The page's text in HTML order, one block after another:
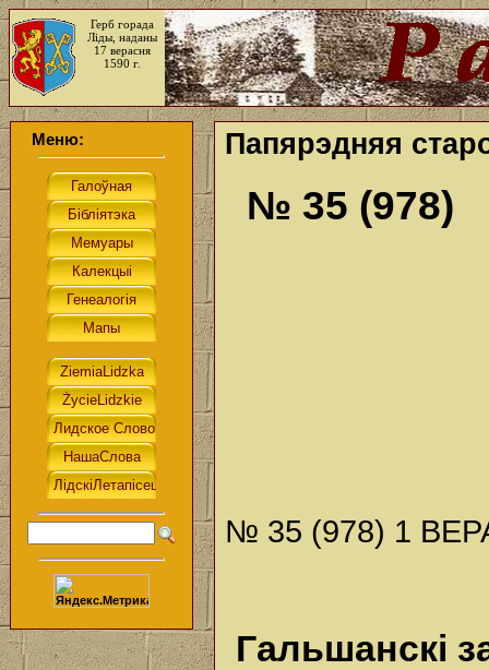
Герб горада
Ліды, наданы
17 верасня
1590 г.
Меню: Папярэдняя
№ 35 (978)
№ 35 (978) 1
Гальшанскі